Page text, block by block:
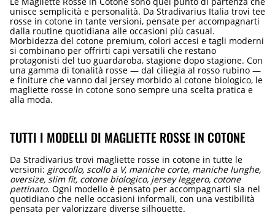
unisce semplicità e personalità. Da Stradivarius Italia trovi tee
rosse in cotone in tante versioni, pensate per accompagnarti
dalla routine quotidiana alle occasioni più casual.
Morbidezza del cotone premium, colori accesi e tagli moderni
si combinano per offrirti capi versatili che restano
protagonisti del tuo guardaroba, stagione dopo stagione. Con
una gamma di tonalità rosse — dal ciliegia al rosso rubino —
e finiture che vanno dal jersey morbido al cotone biologico, le
magliette rosse in cotone sono sempre una scelta pratica e
alla moda.
TUTTI I MODELLI DI MAGLIETTE ROSSE IN COTONE
Da Stradivarius trovi magliette rosse in cotone in tutte le
versioni: girocollo, scollo a V, maniche corte, maniche lunghe,
oversize, slim fit, cotone biologico, jersey leggero, cotone
pettinato. Ogni modello è pensato per accompagnarti sia nel
quotidiano che nelle occasioni informali, con una vestibilità
pensata per valorizzare diverse silhouette.